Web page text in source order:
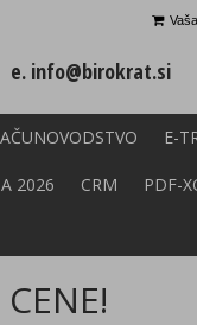
e. info@birokrat.si
E-
2026 CRM PDF-